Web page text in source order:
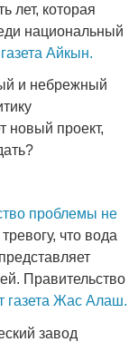
лет, которая
национальный
Айкын.
и небрежный
новый проект,
проблемы не
что вода
Правительство
газета Жас Алаш.
завод